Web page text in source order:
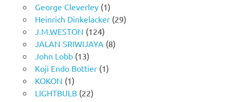
George Cleverley(1)
Heinrich Dinkelacker(29)
J.M.WESTON (124)
JALAN SRIWIJAYA (8)
John Lobb(13)
Koji Endo Bottier(1)
KOKON (1)
LIGHTBULB(22)